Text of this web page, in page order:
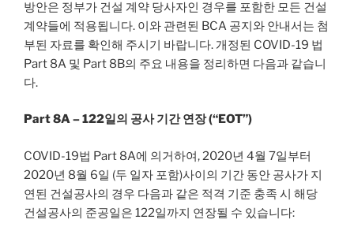
방안은 정부가 건설 계약 당사자인 경우를 포함한 모든 건설
계약들에 적용됩니다. 이와 관련된 BCA 공지와 안내서는 첨
부된 자료를 확인해 주시기 바랍니다. 개정된 COVID-19 법
Part 8A 및 Part 8B의 주요 내용을 정리하면 다음과 같습니
다.
Part 8A – 122일의 공사 기간 연장 (“EOT”)
COVID-19법 Part 8A에 의거하여, 2020년 4월 7일부터
2020년 8월 6일 (두 일자 포함)사이의 기간 동안 공사가 지
연된 건설공사의 경우 다음과 같은 적격 기준 충족 시 해당
건설공사의 준공일은 122일까지 연장될 수 있습니다: